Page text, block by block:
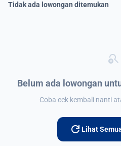
Tidak ada lowongan ditemukan
search_off
Belum ada lowongan
Coba cek kembali nanti
refresh Lihat